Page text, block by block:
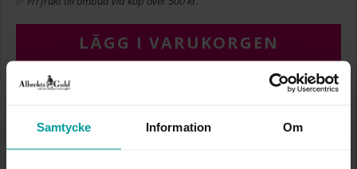
Samtycke Information Om
LÄGG I VARUKORGEN
BREDD CA (MM)